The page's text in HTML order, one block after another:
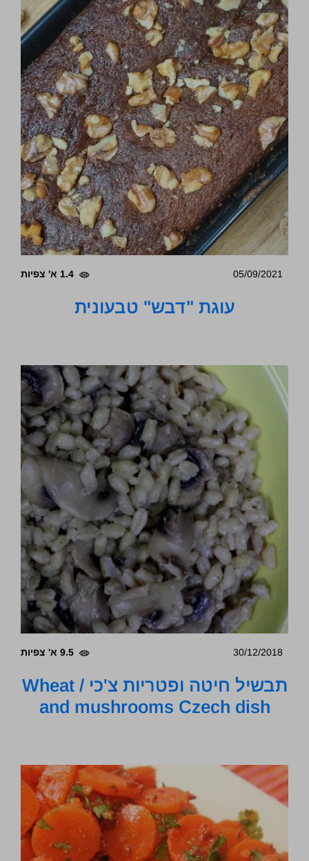
05/09/2021 1.4 א' צפיות
עוגת "דבש" טבעונית
30/12/2018 9.5 א' צפיות
תבשיל חיטה ופטריות צ'כי / Wheat
and mushrooms Czech dish